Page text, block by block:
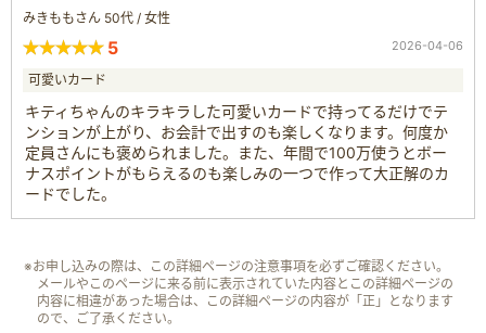
みきももさん 50代 / 女性
5 2026-04-06
可愛いカード
キティちゃんのキラキラした可愛いカードで持ってるだけでテ
ンションが上がり、お会計で出すのも楽しくなります。何度か
定員さんにも褒められました。また、年間で100万使うとボー
ナスポイントがもらえるのも楽しみの一つで作って大正解のカ
ードでした。
※お申し込みの際は、この詳細ページの注意事項を必ずご確認ください。
メールやこのページに来る前に表示されていた内容とこの詳細ページの
内容に相違があった場合は、この詳細ページの内容が「正」となります
ので、ご了承ください。